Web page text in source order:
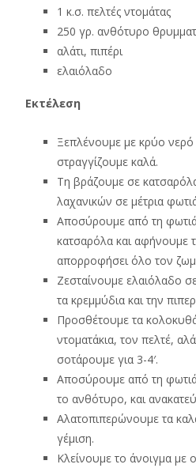
1 κ.σ. πελτές ντομάτας
250 γρ. ανθότυρο
αλάτι, πιπέρι
ελαιόλαδο
Εκτέλεση
Ξεπλένουμε με κρύο νερό
στραγγίζουμε καλά.
Τη βράζουμε σε
λαχανικών σε μέτρια
Αποσύρουμε από τη
κατσαρόλα και αφήνουμε
απορροφήσει όλο τον
Ζεσταίνουμε ελαιόλαδο
τα κρεμμύδια και την
Προσθέτουμε τα
ντοματάκια, τον πελτέ,
σοτάρουμε για 3-4′.
Αποσύρουμε από τη
το ανθότυρο, και
Αλατοπιπερώνουμε τα
γέμιση.
Κλείνουμε το άνοιγμα με